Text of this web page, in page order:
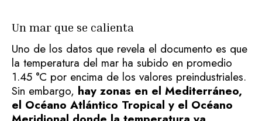
Un mar que se calienta
Uno de los datos que revela el documento es que
la temperatura del mar ha subido en promedio
1.45 °C por encima de los valores preindustriales.
Sin embargo, hay zonas en el Mediterráneo,
el Océano Atlántico Tropical y el Océano